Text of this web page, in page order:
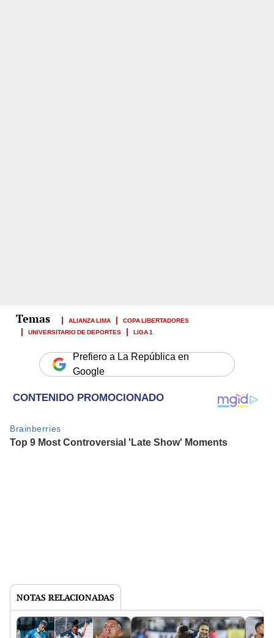
ALIANZA LIMA
COPA LIBERTADORES
UNIVERSITARIO DE DEPORTES
LIGA 1
Prefiero a La República en
Google
NOTAS RELACIONADAS